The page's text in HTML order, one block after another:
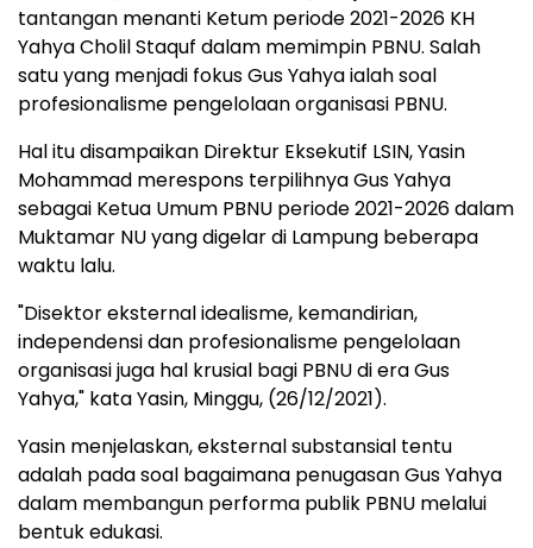
tantangan menanti Ketum periode 2021-2026 KH
Yahya Cholil Staquf dalam memimpin PBNU. Salah
satu yang menjadi fokus Gus Yahya ialah soal
profesionalisme pengelolaan organisasi PBNU.
Hal itu disampaikan Direktur Eksekutif LSIN, Yasin
Mohammad merespons terpilihnya Gus Yahya
sebagai Ketua Umum PBNU periode 2021-2026 dalam
Muktamar NU yang digelar di Lampung beberapa
waktu lalu.
"Disektor eksternal idealisme, kemandirian,
independensi dan profesionalisme pengelolaan
organisasi juga hal krusial bagi PBNU di era Gus
Yahya," kata Yasin, Minggu, (26/12/2021).
Yasin menjelaskan, eksternal substansial tentu
adalah pada soal bagaimana penugasan Gus Yahya
dalam membangun performa publik PBNU melalui
bentuk edukasi.